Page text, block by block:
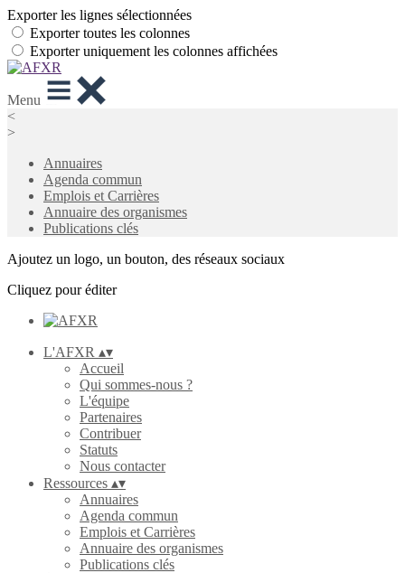
Exporter les lignes sélectionnées
Exporter toutes les colonnes
Exporter uniquement les colonnes affichées
Menu
<
>
Annuaires
Agenda commun
Emplois et Carrières
Annuaire des organismes
Publications clés
Ajoutez un logo, un bouton, des réseaux sociaux
Cliquez pour éditer
L'AFXR ▴▾
Accueil
Qui sommes-nous ?
L'équipe
Partenaires
Contribuer
Statuts
Nous contacter
Ressources ▴▾
Annuaires
Agenda commun
Emplois et Carrières
Annuaire des organismes
Publications clés